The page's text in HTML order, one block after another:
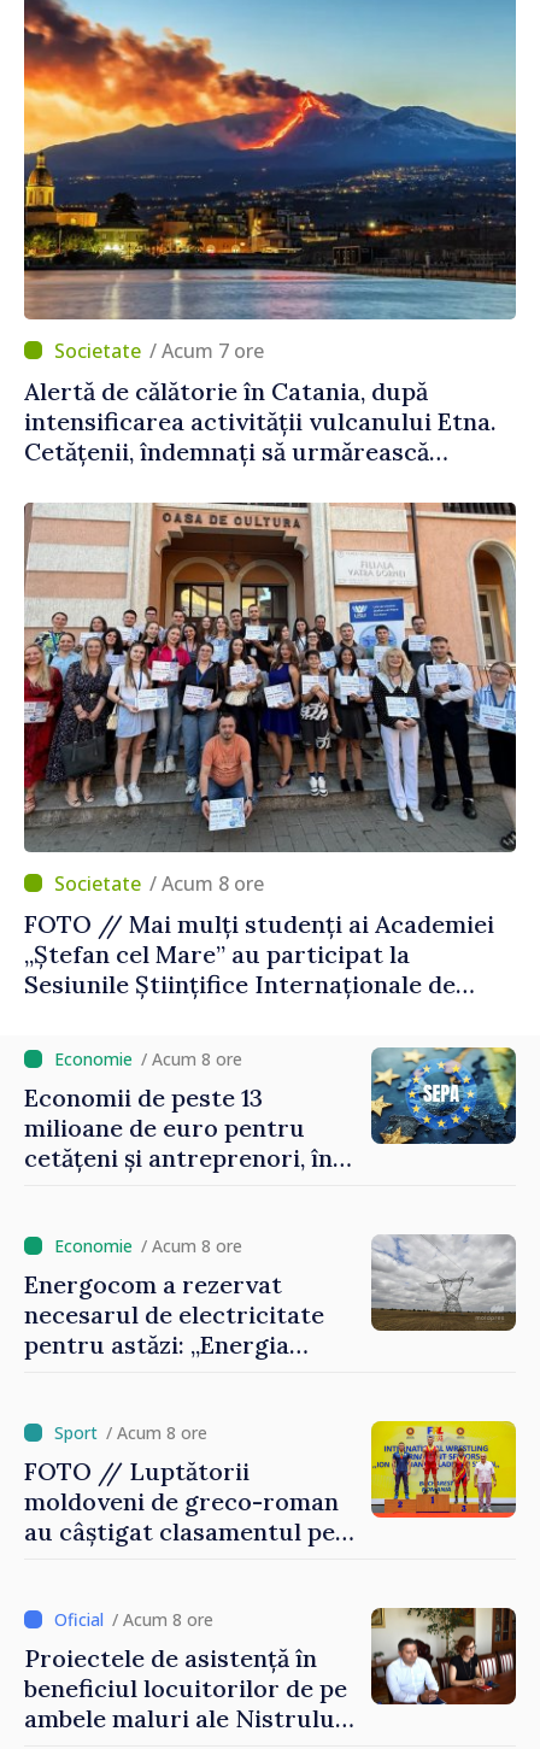
/ Acum 7 ore
Alertă de călătorie în Catania, după
intensificarea activității vulcanului Etna.
Cetățenii, îndemnați să urmărească
/ Acum 8 ore
FOTO // Mai mulți studenți ai Academiei
„Ștefan cel Mare” au participat la
Sesiunile Științifice Internaționale de
/ Acum 8 ore
Economii de peste 13
milioane de euro pentru
cetățeni și antreprenori, în
/ Acum 8 ore
Energocom a rezervat
necesarul de electricitate
pentru astăzi: „Energia
scumpă, în special în orele
de vârf”
/ Acum 8 ore
FOTO // Luptătorii
moldoveni de greco-roman
au câștigat clasamentul pe
/ Acum 8 ore
Proiectele de asistență în
beneficiul locuitorilor de pe
ambele maluri ale Nistrului